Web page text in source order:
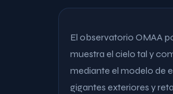
El observatorio OMAA
muestra el cielo tal y
mediante el modelo de
gigantes exteriores y